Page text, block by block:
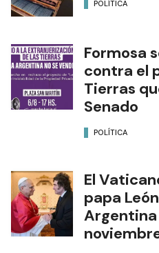
POLÍTICA
Formosa
contra el
Tierras
Senado
POLÍTICA
El
papa
Argentina